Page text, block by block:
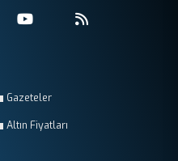
Gazeteler
Altın Fiyatları